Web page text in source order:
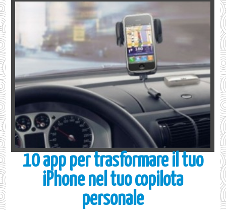
10 app per trasformare il tuo
iPhone nel tuo copilota
personale